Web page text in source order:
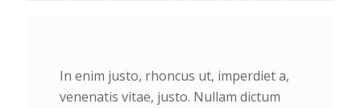
In enim justo, rhoncus ut, imperdiet a,
venenatis vitae, justo. Nullam dictum